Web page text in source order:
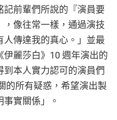
前輩們所說的『演員要
像往常一樣，通過演技
傳達我的真心。」並最
麗莎白》10 週年演出的
本人實力認可的演員們
的所有疑惑，希望演出製
實關係」。